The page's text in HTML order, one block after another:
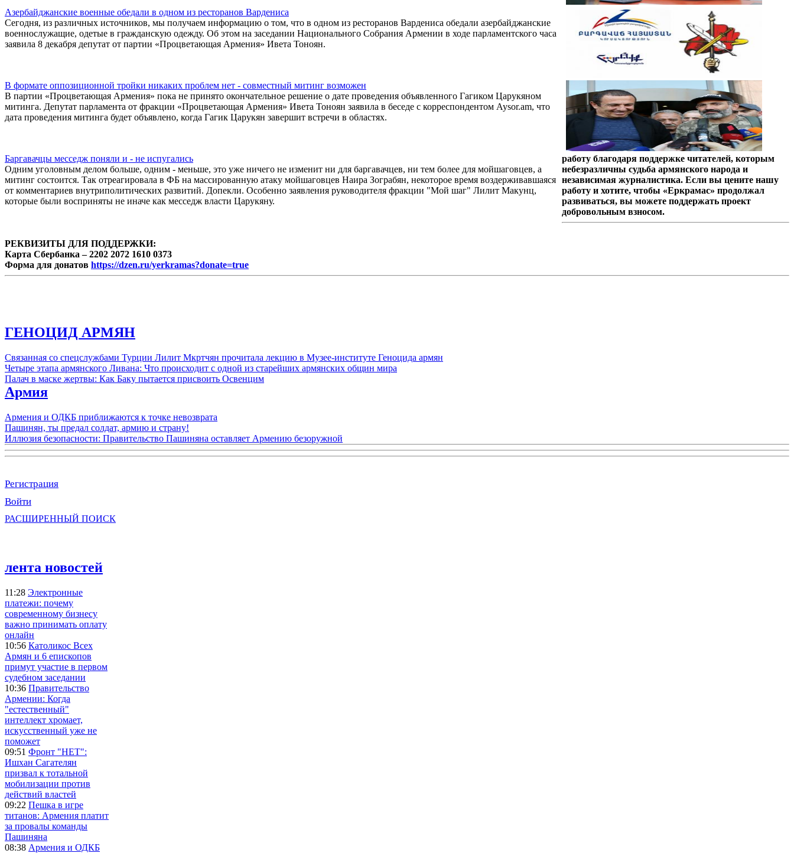
Азербайджанские военные обедали в одном из ресторанов Вардениса
Сегодня, из различных источников, мы получаем информацию о том, что в одном из ресторанов Вардениса обедали азербайджанские
военнослужащие, одетые в гражданскую одежду. Об этом на заседании Национального Собрания Армении в ходе парламентского часа
заявила 8 декабря депутат от партии «Процветающая Армения» Ивета Тоноян.
В формате оппозиционной тройки никаких проблем нет - совместный митинг возможен
В партии «Процветающая Армения» пока не принято окончательное решение о дате проведения объявленного Гагиком Царукяном
митинга. Депутат парламента от фракции «Процветающая Армения» Ивета Тоноян заявила в беседе с корреспондентом Aysor.am, что
дата проведения митинга будет объявлено, когда Гагик Царукян завершит встречи в областях.
Баргавачцы месседж поняли и - не испугались
Одним уголовным делом больше, одним - меньше, это уже ничего не изменит ни для баргавачцев, ни тем более для мойшаговцев, а
митинг состоится. Так отреагировала в ФБ на массированную атаку мойшаговцев Наира Зограбян, некоторое время воздерживавшаяся
от комментариев внутриполитических развитий. Допекли. Особенно заявления руководителя фракции "Мой шаг" Лилит Макунц,
которые были восприняты не иначе как месседж власти Царукяну.
работу благодаря поддержке читателей, которым
небезразличны судьба армянского народа и
независимая журналистика. Если вы цените нашу
работу и хотите, чтобы «Еркрамас» продолжал
развиваться, вы можете поддержать проект
добровольным взносом.
РЕКВИЗИТЫ ДЛЯ ПОДДЕРЖКИ:
Карта Сбербанка – 2202 2072 1610 0373
Форма для донатов https://dzen.ru/yerkramas?donate=true
ГЕНОЦИД АРМЯН
Связанная со спецслужбами Турции Лилит Мкртчян прочитала лекцию в Музее-институте Геноцида армян
Четыре этапа армянского Ливана: Что происходит с одной из старейших армянских общин мира
Палач в маске жертвы: Как Баку пытается присвоить Освенцим
Армия
Армения и ОДКБ приближаются к точке невозврата
Пашинян, ты предал солдат, армию и страну!
Иллюзия безопасности: Правительство Пашиняна оставляет Армению безоружной
Регистрация
Войти
РАСШИРЕННЫЙ ПОИСК
лента новостей
11:28 Электронные
платежи: почему
современному бизнесу
важно принимать оплату
онлайн
10:56 Католикос Всех
Армян и 6 епископов
примут участие в первом
судебном заседании
10:36 Правительство
Армении: Когда
"естественный"
интеллект хромает,
искусственный уже не
поможет
09:51 Фронт "НЕТ":
Ишхан Сагателян
призвал к тотальной
мобилизации против
действий властей
09:22 Пешка в игре
титанов: Армения платит
за провалы команды
Пашиняна
08:38 Армения и ОДКБ